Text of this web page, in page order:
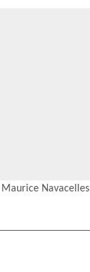
Maurice Navacelles